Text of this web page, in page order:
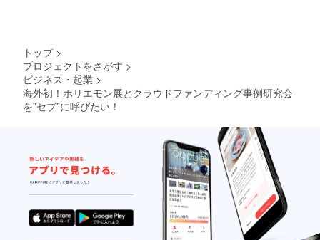
トップ >
プロジェクトをさがす >
ビジネス・起業 >
海外初！ホリエモン展とクラウドファンディング事例研究会
を”セブ”に呼びたい！